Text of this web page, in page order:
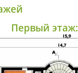
Первый этаж: